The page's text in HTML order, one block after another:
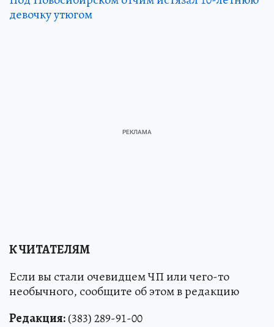
девочку утюгом
К ЧИТАТЕЛЯМ
Если вы стали очевидцем ЧП или чего-то
необычного, сообщите об этом в редакцию
Редакция:(383) 289-91-00